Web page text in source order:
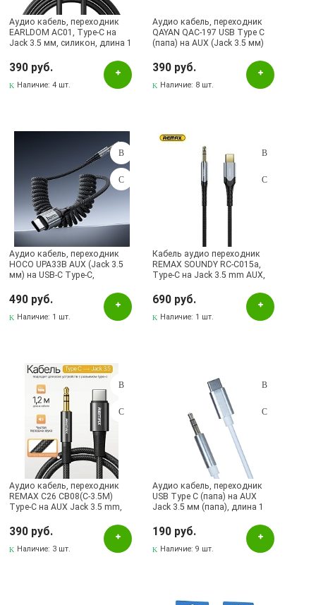
Бренд
BOROFONE
Earldom
HOCO
Qayan
Remax
Pаспределительный центр
Альметьевск, ул.Ленина, 132, ТЦ ЛЕНТА
Бавлы, ул.Пионерская, 11
Бугульма, ул.Ленина, 145, ТЦ ЭССЕН
Бугульма, ул.Ленина, 2Б, ТД ТЕХНОПОЛИС
Бугульма, ул.М.Джалиля, 7, ЦУМ
Бугульма, ул.Советская, 82
Бугульма, ул.Тукая, 70
Лениногорск, ул.Вахитова, 5, (АВТОВОКЗАЛ)
Аудио кабель, переходник
EARLDOM AC01, Type-C на
Jack 3.5 мм, силикон, длина 1
390 руб.
Наличие:4 шт.
Аудио кабель, переходник
QAYAN QAC-197 USB Type C
(папа) на AUX (Jack 3.5 мм)
цвет черный
390 руб.
Наличие: 8 шт.
Аудио кабель, переходник
HOCO UPA33B AUX (Jack 3.5
мм) на USB-C Type-C,
цвет черный
490 руб.
Наличие: 1 шт.
Кабель аудио переходник
REMAX SOUNDY RC-C015a,
Type-C на Jack 3.5 mm AUX,
690 руб.
Наличие: 1 шт.
Аудио кабель, переходник
REMAX C26 CB08(C-3.5M)
Type-C на AUX Jack 3.5 mm,
390 руб.
Наличие: 3 шт.
Аудио кабель, переходник
USB Type C (папа) на AUX
Jack 3.5 мм (папа), длина 1
190 руб.
Наличие:9 шт.